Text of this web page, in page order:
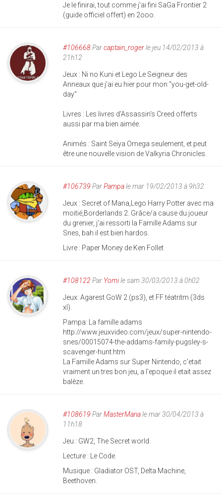
Je le finirai, tout comme j'ai fini SaGa Frontier 2
(guide officiel offert) en 2ooo.
#106668Parcaptain_rogerle jeu 14/02/2013 à
21h12
Jeux : Ni no Kuni et Lego Le Seigneur des
Anneaux que j'ai eu hier pour mon "you-get-old-
day"
Livres : Les livres d'Assassin's Creed offerts
aussi par ma bien aimée.
Animés : Saint Seiya Omega seulement, et peut
être une nouvelle vision de Valkyria Chronicles.
#106739 ParPampale mar 19/02/2013 à 9h32
Jeux : Secret of Mana,Lego Harry Potter avec ma
moitié,Borderlands 2. Grâce/a cause du joueur
du grenier, j'ai ressorti la Famille Adams sur
Snes, bah il est bien hardos.
Livre : Paper Money de Ken Follet
#108122 Par Yomile sam 30/03/2013 à 0h02
Jeux: Agarest GoW 2 (ps3), et FF téatritm (3ds
xl).
Pampa: La famille adams
http://www.jeuxvideo.com/jeux/super-nintendo-
snes/00015074-the-addams-family-pugsley-s-
scavenger-hunt.htm
La Famille Adams sur Super Nintendo, c'etait
vraiment un tres bon jeu, a l'epoque il etait assez
balèze.
#108619 ParMasterManale mar 30/04/2013 à
11h18
Jeu : GW2, The Secret world.
Lecture : Le Code.
Musique : Gladiator OST, Delta Machine,
Beethoven.